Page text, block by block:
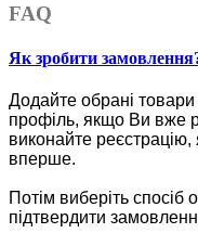
FAQ
Як зробити
Додайте обрані
профіль, якщо Ви вже
виконайте
вперше.
Потім виберіть спосіб
підтвердити